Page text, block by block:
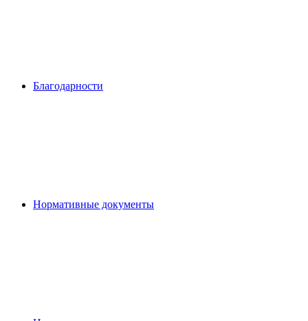
Благодарности
Нормативные документы